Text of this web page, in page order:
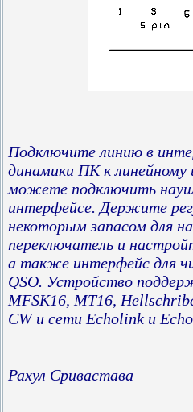
Подключите линию в
динамики ПК к
можете подключить
интерфейсе. Держите
некоторым запасом для
переключатель и
а также интерфейс для
QSO. Устройство
MFSK16, MT16,
CW и сети Echolink и
Рахул Сривастава